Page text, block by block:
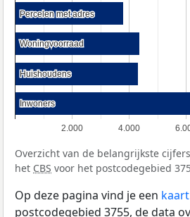
2.000 4.000
Percelen met adres
Percelen met adres
Woningvoorraad
Woningvoorraad
Huishoudens
Huishoudens
Inwoners
Inwoners
Overzicht van de belangrijkste
het CBS voor het postcodegebied
Op deze pagina vind je een kaart
postcodegebied 3755, de data